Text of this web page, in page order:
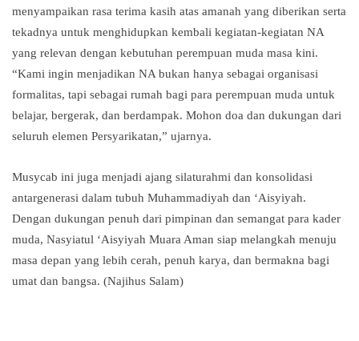
menyampaikan rasa terima kasih atas amanah yang diberikan serta
tekadnya untuk menghidupkan kembali kegiatan-kegiatan NA
yang relevan dengan kebutuhan perempuan muda masa kini.
“Kami ingin menjadikan NA bukan hanya sebagai organisasi
formalitas, tapi sebagai rumah bagi para perempuan muda untuk
belajar, bergerak, dan berdampak. Mohon doa dan dukungan dari
seluruh elemen Persyarikatan,” ujarnya.
Musycab ini juga menjadi ajang silaturahmi dan konsolidasi
antargenerasi dalam tubuh Muhammadiyah dan ‘Aisyiyah.
Dengan dukungan penuh dari pimpinan dan semangat para kader
muda, Nasyiatul ‘Aisyiyah Muara Aman siap melangkah menuju
masa depan yang lebih cerah, penuh karya, dan bermakna bagi
umat dan bangsa. (Najihus Salam)